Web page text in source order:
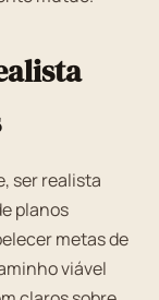
ser realista
planos
metas de
viável